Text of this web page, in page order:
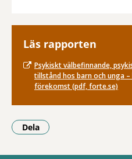
Läs rapporten
Psykiskt välbefinnande,
tillstånd hos barn och unga
förekomst (pdf, forte.se)
Dela
- Klicka för att öppna